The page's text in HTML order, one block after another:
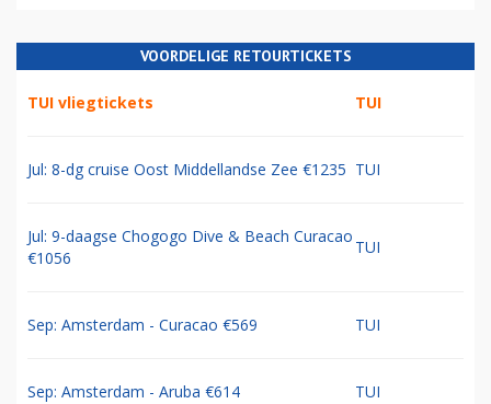
VOORDELIGE RETOURTICKETS
TUI vliegtickets TUI
Jul: 8-dg cruise Oost Middellandse Zee €1235 TUI
Jul: 9-daagse Chogogo Dive & Beach Curacao
€1056
TUI
Sep: Amsterdam - Curacao €569 TUI
Sep: Amsterdam - Aruba €614 TUI